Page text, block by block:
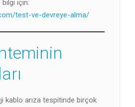
bilgi için:
test-ve-devreye-alma/
kablo arıza tespitinde birçok